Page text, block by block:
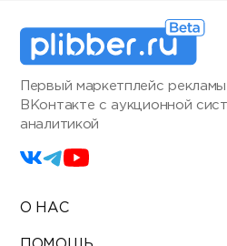
Первый маркетплейс
ВКонтакте с аукционной
аналитикой
О НАС